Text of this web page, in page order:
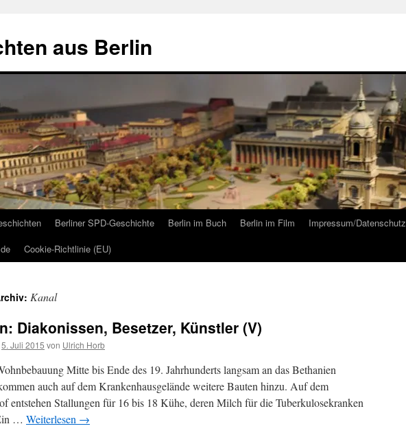
aus Berlin
Berliner SPD-Geschichte Berlin im Buch Berlin im Film Impressum/Datenschutz
Cookie-Richtlinie (EU)
Kanal
Diakonissen, Besetzer, Künstler (V)
5. Juli 2015 von Ulrich Horb
Mitte bis Ende des 19. Jahrhunderts langsam an das Bethanien
auch auf dem Krankenhausgelände weitere Bauten hinzu. Auf dem
entstehen Stallungen für 16 bis 18 Kühe, deren Milch für die Tuberkulosekranken
… Weiterlesen →